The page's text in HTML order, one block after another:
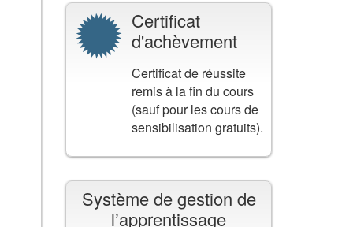
Certificat
d'achèvement
Certificat de réussite
remis à la fin du cours
(sauf pour les cours de
sensibilisation gratuits).
Système de gestion de
l’apprentissage